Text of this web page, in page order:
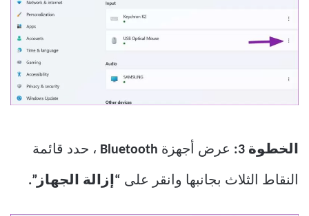
الخطوة 3: عرض أجهزة Bluetooth ، حدد قائمة
النقاط الثلاث بجانبها وانقر على “إزالة الجهاز”.